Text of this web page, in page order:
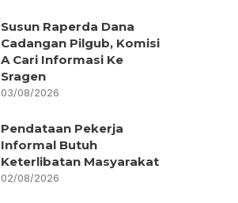
Susun Raperda Dana
Cadangan Pilgub, Komisi
A Cari Informasi Ke
Sragen
03/08/2026
Pendataan Pekerja
Informal Butuh
Keterlibatan Masyarakat
02/08/2026